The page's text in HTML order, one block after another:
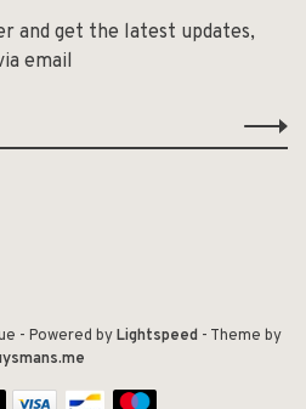
and get the latest updates,
email
- Powered byLightspeed - Theme by